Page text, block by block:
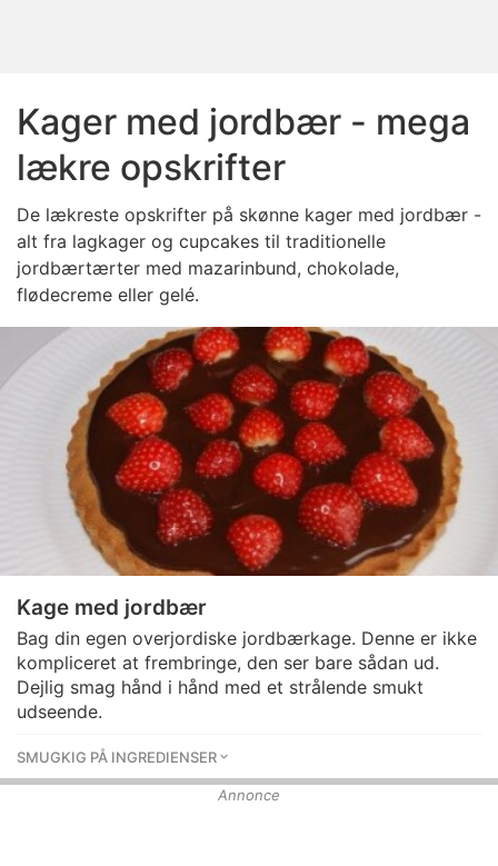
Kager med jordbær - mega
lækre opskrifter
De lækreste opskrifter på skønne kager med jordbær -
alt fra lagkager og cupcakes til traditionelle
jordbærtærter med mazarinbund, chokolade,
flødecreme eller gelé.
Kage med jordbær
Bag din egen overjordiske jordbærkage. Denne er ikke
kompliceret at frembringe, den ser bare sådan ud.
Dejlig smag hånd i hånd med et strålende smukt
udseende.
SMUGKIG PÅ INGREDIENSER
Annonce